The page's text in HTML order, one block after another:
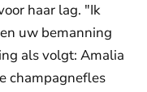
haar lag. "Ik
uw bemanning
als volgt: Amalia
champagnefles